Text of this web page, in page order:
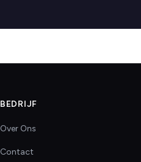
BEDRIJF
Over Ons
Contact